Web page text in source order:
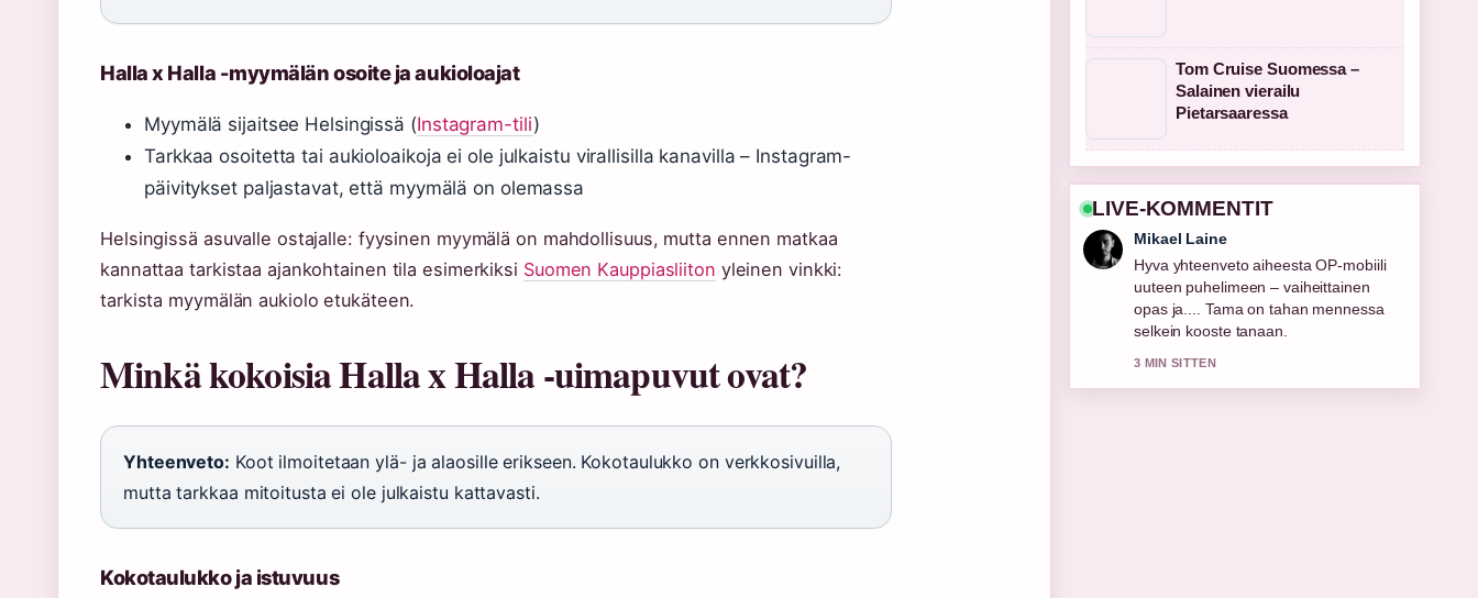
Halla x Halla -myymälän osoite ja aukioloajat
Myymälä sijaitsee Helsingissä (Instagram-tili)
Tarkkaa osoitetta tai aukioloaikoja ei ole julkaistu virallisilla kanavilla – Instagram-
päivitykset paljastavat, että myymälä on olemassa
Helsingissä asuvalle ostajalle: fyysinen myymälä on mahdollisuus, mutta ennen matkaa
kannattaa tarkistaa ajankohtainen tila esimerkiksi Suomen Kauppiasliiton yleinen vinkki:
tarkista myymälän aukiolo etukäteen.
Minkä kokoisia Halla x Halla -uimapuvut ovat?
Yhteenveto: Koot ilmoitetaan ylä- ja alaosille erikseen. Kokotaulukko on verkkosivuilla,
mutta tarkkaa mitoitusta ei ole julkaistu kattavasti.
Kokotaulukko ja istuvuus
Tom Cruise Suomessa –
Salainen vierailu
Pietarsaaressa
LIVE-KOMMENTIT
Mikael Laine
Hyva yhteenveto aiheesta OP-mobiili
uuteen puhelimeen – vaiheittainen
opas ja.... Tama on tahan mennessa
selkein kooste tanaan.
3 MIN SITTEN